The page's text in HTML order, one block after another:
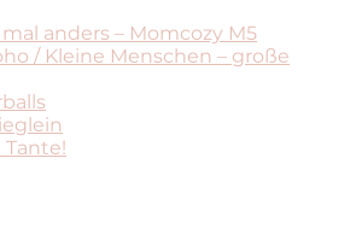
anders – Momcozy M5
/ Kleine Menschen – große
Tante!